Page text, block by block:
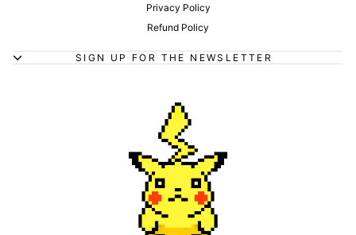
Privacy Policy
Refund Policy
SIGN UP FOR THE NEWSLETTER